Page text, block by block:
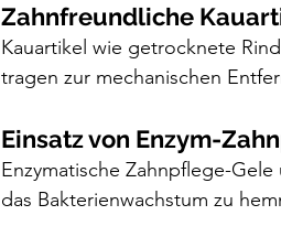
Zahnfreundliche
Kauartikel wie getrocknete
tragen zur mechanischen
Einsatz von Enzym-
Enzymatische Zahnpflege-
das Bakterienwachstum zu